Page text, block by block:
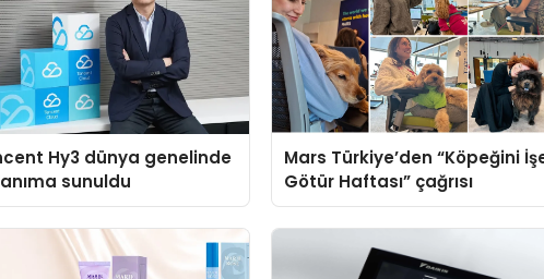
Hy3 dünya genelinde
sunuldu
Mars Türkiye’den “Köpeğini
Götür Haftası” çağrısı